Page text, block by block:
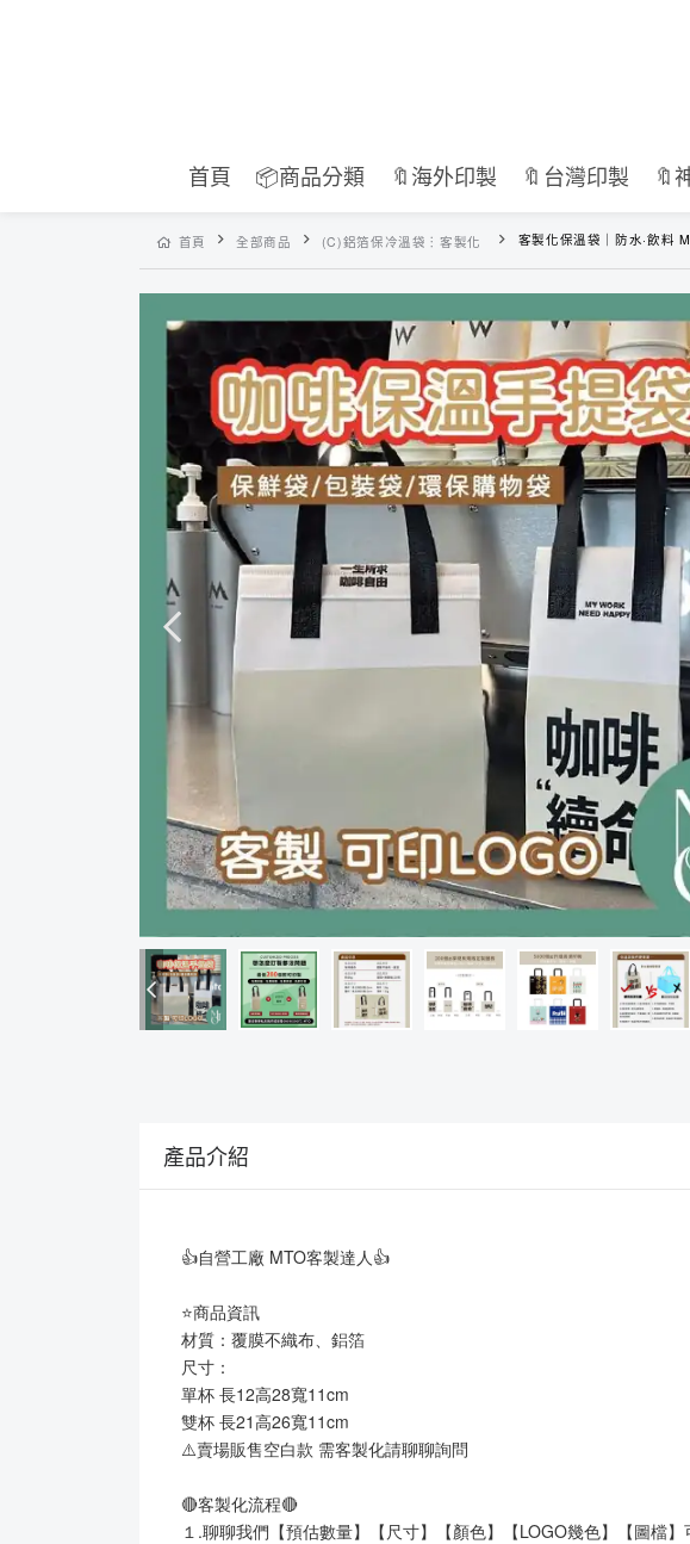
首頁 📦商品分類 🔖海外印製 🔖台灣印製 🔖
首頁 全部商品 (C)鋁箔保冷溫袋︙客製化 客製化保溫袋｜防水·飲料
產品介紹
👍自營工廠 MTO客製達人👍
⭐商品資訊
材質：覆膜不織布、鋁箔
尺寸：
單杯 長12高28寬11cm
雙杯 長21高26寬11cm
⚠️賣場販售空白款 需客製化請聊聊詢問
🔴客製化流程🔴
１.聊聊我們【預估數量】【尺寸】【顏色】【LOGO幾色】【圖檔